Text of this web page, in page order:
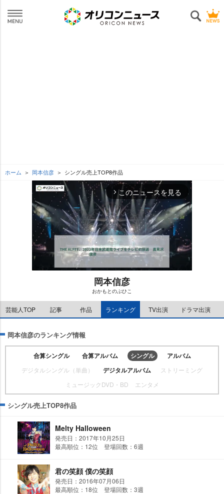
ホーム 岡本信彦 シングル売上TOP8作品
arrow_forward_ios このニュースを見る
u
t
岡本信彦
おかもとのぶひこ
芸能人TOP 記事 作品 ランキング TV出演 ドラマ出演
岡本信彦のランキング情報
合算シングル 合算アルバム シングル アルバム
デジタルシングル（単曲） デジタルアルバム
ストリーミング
ミュージックDVD・BD
エンタメ
シングル売上TOP8作品
Melty Halloween
発売日：2017年10月25日
最高順位：12位 登場回数：6週
君の笑顔 僕の笑顔
発売日：2016年07月06日
最高順位：18位 登場回数：3週